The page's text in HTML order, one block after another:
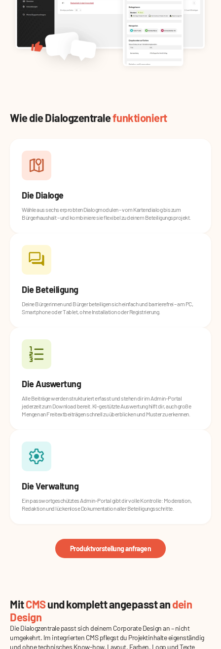
Wie die Dialogzentralefunktioniert
Die Dialoge
Wähle aus sechs erprobten Dialogmodulen – vom Kartendialog bis zum
Bürgerhaushalt – und kombiniere sie flexibel zu deinem Beteiligungsprojekt.
Die Beteiligung
Deine Bürgerinnen und Bürger beteiligen sich einfach und barrierefrei – am PC,
Smartphone oder Tablet, ohne Installation oder Registrierung.
Die Auswertung
Alle Beiträge werden strukturiert erfasst und stehen dir im Admin-Portal
jederzeit zum Download bereit. KI-gestützte Auswertung hilft dir, auch große
Mengen an Freitextbeiträgen schnell zu überblicken und Muster zu erkennen.
Die Verwaltung
Ein passwortgeschütztes Admin-Portal gibt dir volle Kontrolle: Moderation,
Redaktion und lückenlose Dokumentation aller Beteiligungsschritte.
Produktvorstellung anfragen
MitCMSund komplett angepasst andein
Design
Die Dialogzentrale passt sich deinem Corporate Design an – nicht
umgekehrt. Im integrierten CMS pflegst du Projektinhalte eigenständig
und ohne technisches Know-how. Layout, Farben, Logo und Texte